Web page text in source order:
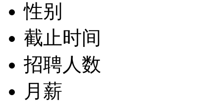
性别
截止时间
招聘人数
月薪